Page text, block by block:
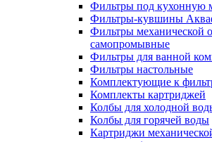
Фильтры под кухонную
Фильтры-кувшины
Фильтры механической
самопромывные
Фильтры для ванной
Фильтры настольные
Комплектующие к
Комплекты картриджей
Колбы для холодной
Колбы для горячей воды
Картриджи